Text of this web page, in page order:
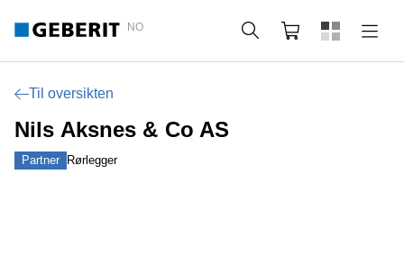
NO Søk Handlekurv
Til oversikten
Nils Aksnes & Co AS
Partner Rørlegger